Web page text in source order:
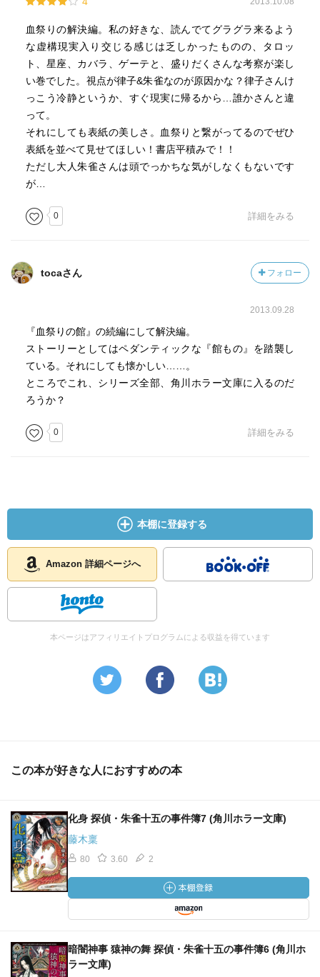
血祭りの解決編。私の好きな、読んでてグラグラ来るよう
な虚構現実入り交じる感じは乏しかったものの、タロッ
ト、星座、カバラ、ゲーテと、盛りだくさんな考察が楽し
い巻でした。視点が律子&朱雀なのが原因かな？律子さんけ
っこう冷静というか、すぐ現実に帰るから…誰かさんと違
って。
それにしても表紙の美しさ。血祭りと繋がってるのでぜひ
表紙を並べて見せてほしい！書店平積みで！！
ただし大人朱雀さんは頭でっかちな気がしなくもないです
が…
0 詳細をみる
tocaさん フォロー
2013.09.28
『血祭りの館』の続編にして解決編。
ストーリーとしてはペダンティックな『館もの』を踏襲し
ている。それにしても懐かしい……。
ところでこれ、シリーズ全部、角川ホラー文庫に入るのだ
ろうか？
0 詳細をみる
本棚に登録する
Amazon 詳細ページへ
本ページはアフィリエイトプログラムによる収益を得ています
この本が好きな人におすすめの本
化身 探偵・朱雀十五の事件簿7 (角川ホラー文庫)
藤木稟
80 3.60 2
暗闇神事 猿神の舞 探偵・朱雀十五の事件簿6 (角川ホ
ラー文庫)